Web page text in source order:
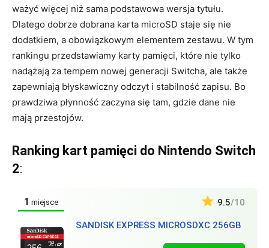
ważyć więcej niż sama podstawowa wersja tytułu.
Dlatego dobrze dobrana karta microSD staje się nie
dodatkiem, a obowiązkowym elementem zestawu. W tym
rankingu przedstawiamy karty pamięci, które nie tylko
nadążają za tempem nowej generacji Switcha, ale także
zapewniają błyskawiczny odczyt i stabilność zapisu. Bo
prawdziwa płynność zaczyna się tam, gdzie dane nie
mają przestojów.
Ranking kart pamięci do Nintendo Switch
2:
1 miejsce
SANDISK EXPRESS MICROSDXC 256GB
9.5/10